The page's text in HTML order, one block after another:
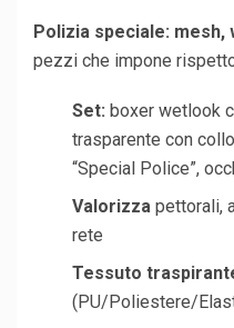
Polizia speciale:
pezzi che impone
Set: boxer wetlook
trasparente con
“Special Police”,
Valorizza pettorali,
rete
Tessuto
(PU/Poliestere/